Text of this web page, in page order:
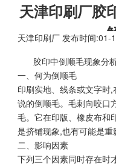
天津印刷厂胶
天津印刷厂 发布时间:01-
胶印中倒顺毛现象分
一、何为倒顺毛
印刷实地、线条或文字时
说的倒顺毛。毛刺向咬口
毛。它在印版、橡皮布和
是挤铺现象,也有可能是重
二、影响因素
下列三个因素同时存在